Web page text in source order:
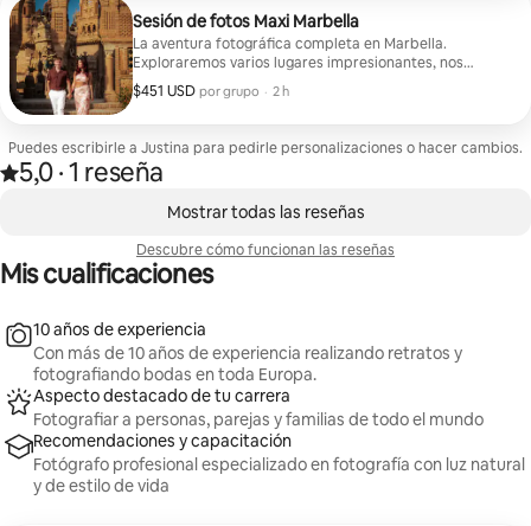
tener experiencia posando. • Fotos relajadas y
naturales • Unos cuantos extras para Instagram
Sesión de fotos Maxi Marbella
La aventura fotográfica completa en Marbella.
Exploraremos varios lugares impresionantes, nos
tomaremos nuestro tiempo y capturaremos una
hermosa combinación de fotos de viaje relajadas y
increíbles • 60 fotos editadas • Personas solas /
parejas / familias • No es necesario tener experiencia
posando. • Fotos relajadas y naturales • Un montón de
$451 USD por grupo
$451 USD por grupo
, · 2 h
Puedes escribirle a Justina para pedirle personalizaciones o hacer cambios.
Valoración de 5,0 sobre 5 estrellas sobre la base de 1 reseña
5,0
, ·1 reseña
Se muestran0 de 0 elementos
Mostrar todas las reseñas
Descubre cómo funcionan las reseñas
Mis cualificaciones
10 años de experiencia
Con más de 10 años de experiencia realizando retratos y
fotografiando bodas en toda Europa.
Aspecto destacado de tu carrera
Fotografiar a personas, parejas y familias de todo el mundo
Recomendaciones y capacitación
Fotógrafo profesional especializado en fotografía con luz natural
y de estilo de vida